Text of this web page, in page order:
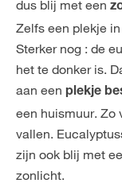
dus blij met een
Zelfs een plekje
Sterker nog : de
het te donker is.
aan een plekje
een huismuur. Zo
vallen.
zijn ook blij met
zonlicht.